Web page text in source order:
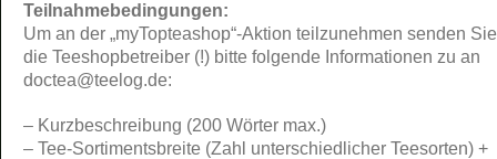
Teilnahmebedingungen:
Um an der „myTopteashop“-Aktion teilzunehmen senden
die Teeshopbetreiber (!) bitte folgende Informationen zu an
doctea@teelog.de:
– Kurzbeschreibung (200 Wörter max.)
– Tee-Sortimentsbreite (Zahl unterschiedlicher Teesorten) +